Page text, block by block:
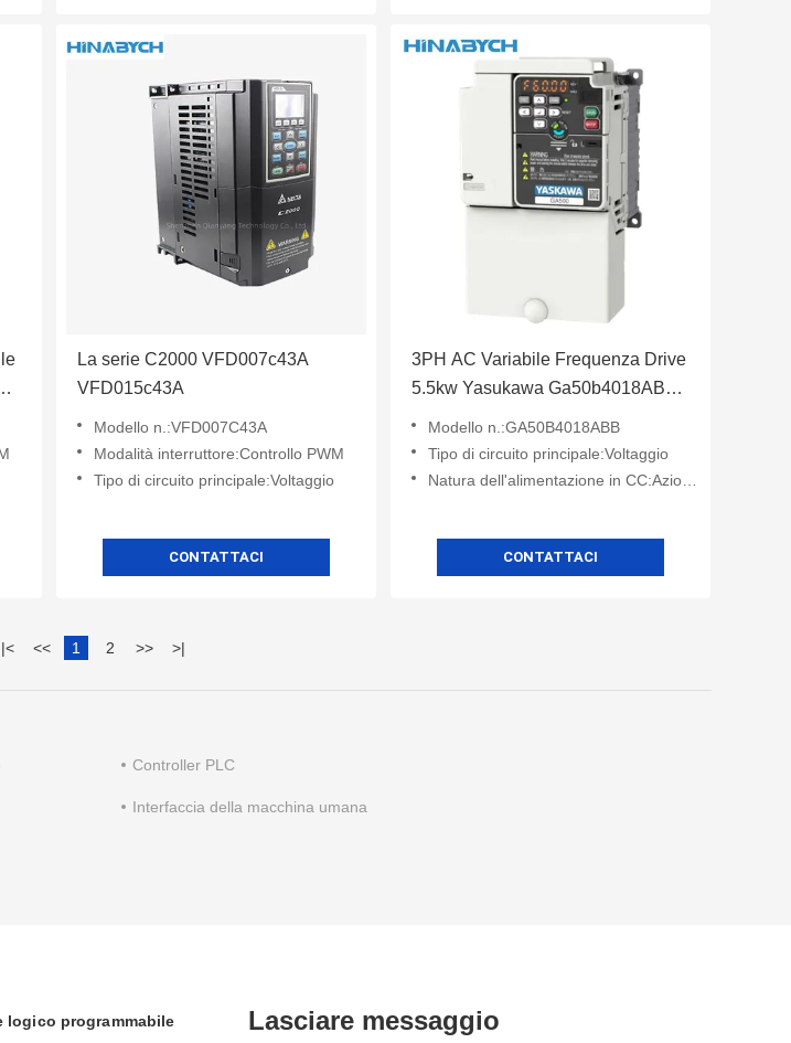
La serie C2000 VFD007c43A
VFD015c43A
Modello n.:VFD007C43A
Modalità interruttore:Controllo PWM
Tipo di circuito principale:Voltaggio
CONTATTACI
3PH AC Variabile Frequenza Drive
5.5kw Yasukawa Ga50b4018ABB
Modello n.:GA50B4018ABB
Tipo di circuito principale:Voltaggio
Natura dell'alimentazione in CC:Azionamento di corrente a frequenza variabile
CONTATTACI
|< << 1 2 >> >|
Controller PLC
Interfaccia della macchina umana
logico programmabile Lasciare messaggio